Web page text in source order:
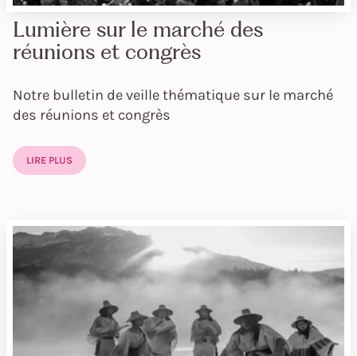
Lumière sur le marché des
réunions et congrès
Notre bulletin de veille thématique sur le marché
des réunions et congrès
LIRE PLUS